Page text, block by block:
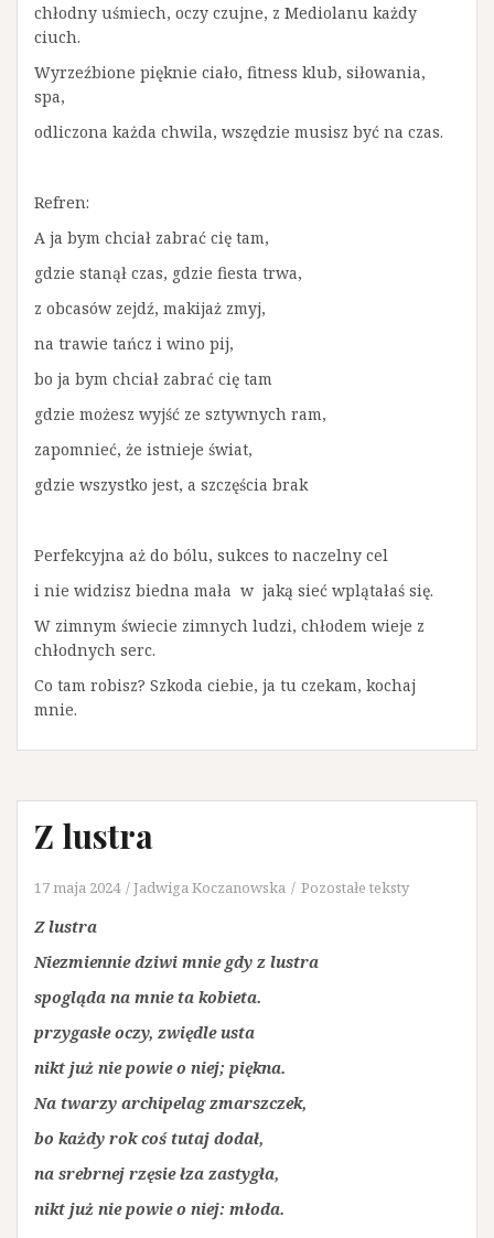
chłodny uśmiech, oczy czujne, z Mediolanu każdy
ciuch.
Wyrzeźbione pięknie ciało, fitness klub, siłowania,
spa,
odliczona każda chwila, wszędzie musisz być na czas.
Refren:
A ja bym chciał zabrać cię tam,
gdzie stanął czas, gdzie fiesta trwa,
z obcasów zejdź, makijaż zmyj,
na trawie tańcz i wino pij,
bo ja bym chciał zabrać cię tam
gdzie możesz wyjść ze sztywnych ram,
zapomnieć, że istnieje świat,
gdzie wszystko jest, a szczęścia brak
Perfekcyjna aż do bólu, sukces to naczelny cel
i nie widzisz biedna mała w jaką sieć wplątałaś się.
W zimnym świecie zimnych ludzi, chłodem wieje z
chłodnych serc.
Co tam robisz? Szkoda ciebie, ja tu czekam, kochaj
mnie.
Z lustra
17 maja 2024 Jadwiga Koczanowska Pozostałe teksty
Z lustra
Niezmiennie dziwi mnie gdy z lustra
spogląda na mnie ta kobieta.
przygasłe oczy, zwiędle usta
nikt już nie powie o niej; piękna.
Na twarzy archipelag zmarszczek,
bo każdy rok coś tutaj dodał,
na srebrnej rzęsie łza zastygła,
nikt już nie powie o niej: młoda.